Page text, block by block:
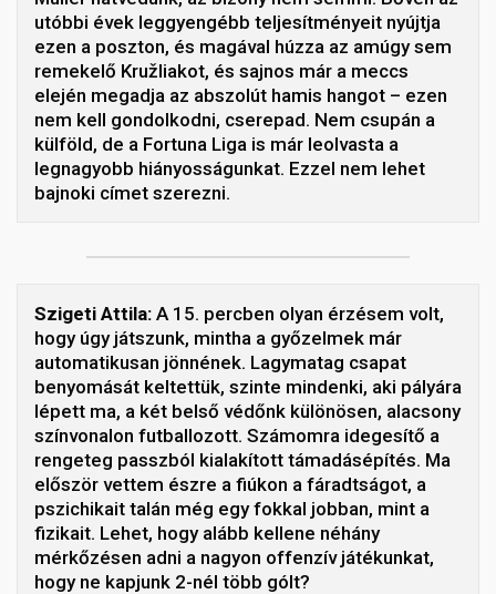
utóbbi évek leggyengébb teljesítményeit nyújtja
ezen a poszton, és magával húzza az amúgy sem
remekelő Kružliakot, és sajnos már a meccs
elején megadja az abszolút hamis hangot – ezen
nem kell gondolkodni, cserepad. Nem csupán a
külföld, de a Fortuna Liga is már leolvasta a
legnagyobb hiányosságunkat. Ezzel nem lehet
bajnoki címet szerezni.
Szigeti Attila: A 15. percben olyan érzésem volt,
hogy úgy játszunk, mintha a győzelmek már
automatikusan jönnének. Lagymatag csapat
benyomását keltettük, szinte mindenki, aki pályára
lépett ma, a két belső védőnk különösen, alacsony
színvonalon futballozott. Számomra idegesítő a
rengeteg passzból kialakított támadásépítés. Ma
először vettem észre a fiúkon a fáradtságot, a
pszichikait talán még egy fokkal jobban, mint a
fizikait. Lehet, hogy alább kellene néhány
mérkőzésen adni a nagyon offenzív játékunkat,
hogy ne kapjunk 2-nél több gólt?